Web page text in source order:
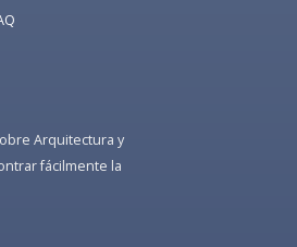
Arquitectura y
fácilmente la